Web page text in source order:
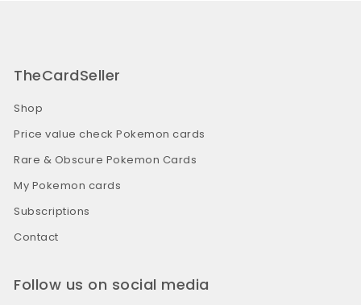
TheCardSeller
Shop
Price value check Pokemon cards
Rare & Obscure Pokemon Cards
My Pokemon cards
Subscriptions
Contact
Follow us on social media